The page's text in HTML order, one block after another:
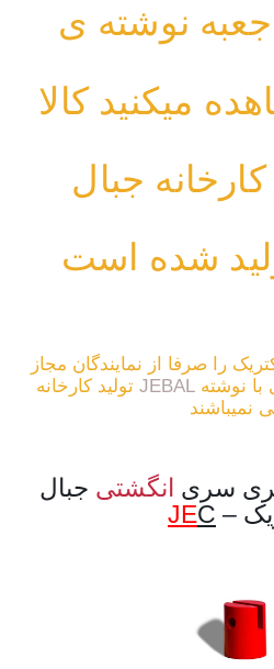
نوشته ی
میکنید کالا
جبال
شده است
را صرفا از نمایندگان مجاز
با نوشته JEBAL تولید کارخانه
نمیباشند
سری انگشتی جبال
–
JEC